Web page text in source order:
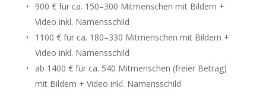
900 € für ca. 150–300 Mitmenschen mit Bildern +
Video inkl. Namensschild
1100 € für ca. 180–330 Mitmenschen mit Bildern +
Video inkl. Namensschild
ab 1400 € für ca. 540 Mitmenschen (freier Betrag)
mit Bildern + Video inkl. Namensschild